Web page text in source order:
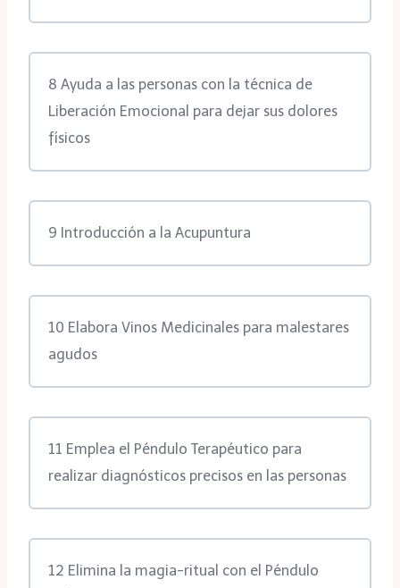
8 Ayuda a las personas con la técnica de
Liberación Emocional para dejar sus dolores
físicos
9 Introducción a la Acupuntura
10 Elabora Vinos Medicinales para malestares
agudos
11 Emplea el Péndulo Terapéutico para
realizar diagnósticos precisos en las personas
12 Elimina la magia-ritual con el Péndulo